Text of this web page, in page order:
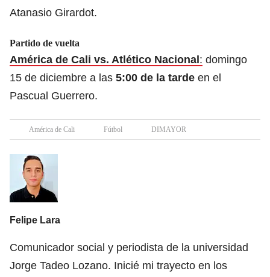
Atanasio Girardot.
Partido de vuelta
América de Cali vs. Atlético Nacional: domingo
15 de diciembre a las 5:00 de la tarde en el
Pascual Guerrero.
América de Cali Fútbol DIMAYOR
Felipe Lara
Comunicador social y periodista de la universidad
Jorge Tadeo Lozano. Inicié mi trayecto en los